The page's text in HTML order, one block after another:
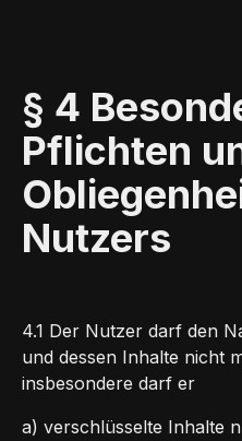
§ 4
Pflichten
Nutzers
4.1 Der Nutzer darf den
und dessen Inhalte nicht
insbesondere darf er
a) verschlüsselte Inhalte